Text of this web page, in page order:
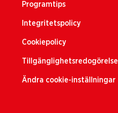
Programtips
Integritetspolicy
Cookiepolicy
Tillgänglighetsredogörelse
Ändra cookie-inställningar